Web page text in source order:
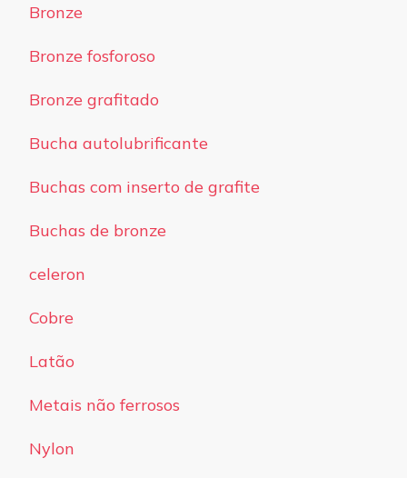
Bronze
Bronze fosforoso
Bronze grafitado
Bucha autolubrificante
Buchas com inserto de grafite
Buchas de bronze
celeron
Cobre
Latão
Metais não ferrosos
Nylon